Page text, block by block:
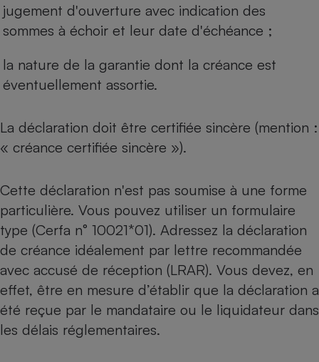
jugement d'ouverture avec indication des
sommes à échoir et leur date d'échéance ;
la nature de la garantie dont la créance est
éventuellement assortie.
La déclaration doit être certifiée sincère (mention :
« créance certifiée sincère »).
Cette déclaration n'est pas soumise à une forme
particulière. Vous pouvez utiliser un formulaire
type (Cerfa n° 10021*01). Adressez la déclaration
de créance idéalement par lettre recommandée
avec accusé de réception (LRAR). Vous devez, en
effet, être en mesure d’établir que la déclaration a
été reçue par le mandataire ou le liquidateur dans
les délais réglementaires.